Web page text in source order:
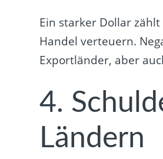
Ein starker Dollar
Handel verteuern.
Exportländer, aber
4.
Ländern